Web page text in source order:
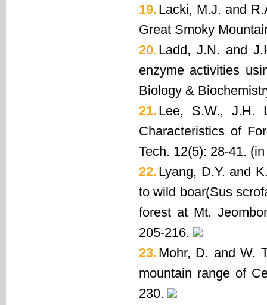
19. Lacki, M.J. and
Great Smoky
20. Ladd, J.N. and
enzyme activities
Biology &
21. Lee, S.W., J.H.
Characteristics of
Tech. 12(5): 28-41.
22. Lyang, D.Y. and
to wild boar(Sus
forest at Mt.
205-216.
23. Mohr, D. and W.
mountain range of
230.